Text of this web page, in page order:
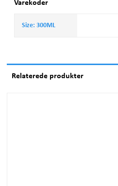
Varekoder
Size: 300ML
Relaterede produkter